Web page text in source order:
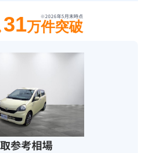
※2026年5月末時点
31万件突破
参考相場